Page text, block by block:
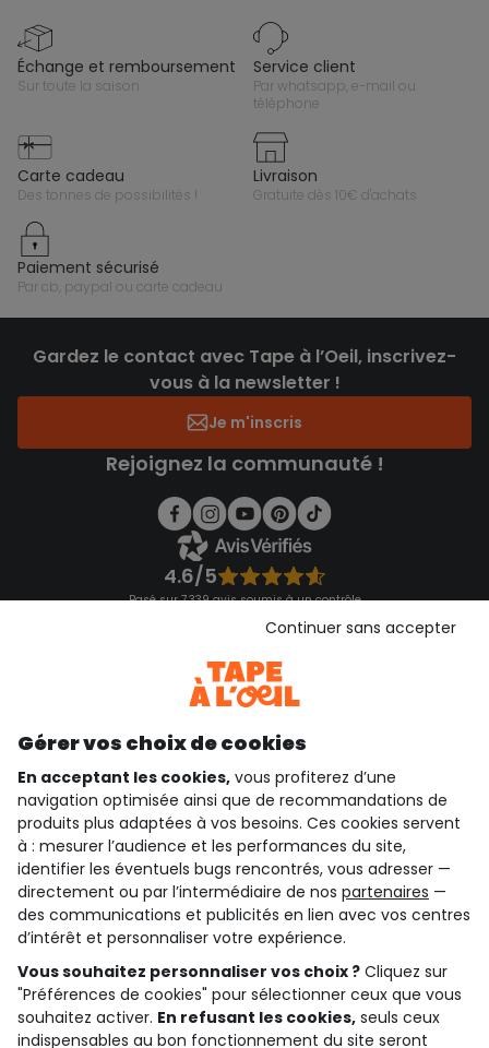
échange et remboursement
sur toute la saison
service client
par whatsapp, e-mail ou
téléphone
carte cadeau
des tonnes de possibilités !
livraison
gratuite dès 10€ d'achats
paiement sécurisé
par cb, paypal ou carte cadeau
Gardez le contact avec Tape à l’Oeil, inscrivez-
vous à la newsletter !
Je m'inscris
Rejoignez la communauté !
4.6/5
Basé sur 7 339 avis soumis à un contrôle
Consulter les CGU
qui sommes-nous ?
besoin d'aide ?
le club fidélité
notre catalogue
Conditions générales de ventes et d'utilisation
Gérer vos choix de cookies
En acceptant les cookies, vous profiterez d’une
navigation optimisée ainsi que de recommandations de
produits plus adaptées à vos besoins. Ces cookies servent
à : mesurer l’audience et les performances du site,
identifier les éventuels bugs rencontrés, vous adresser —
directement ou par l’intermédiaire de nos partenaires —
des communications et publicités en lien avec vos centres
d’intérêt et personnaliser votre expérience.
Vous souhaitez personnaliser vos choix ? Cliquez sur
"Préférences de cookies" pour sélectionner ceux que vous
souhaitez activer. En refusant les cookies, seuls ceux
indispensables au bon fonctionnement du site seront
Continuer sans accepter